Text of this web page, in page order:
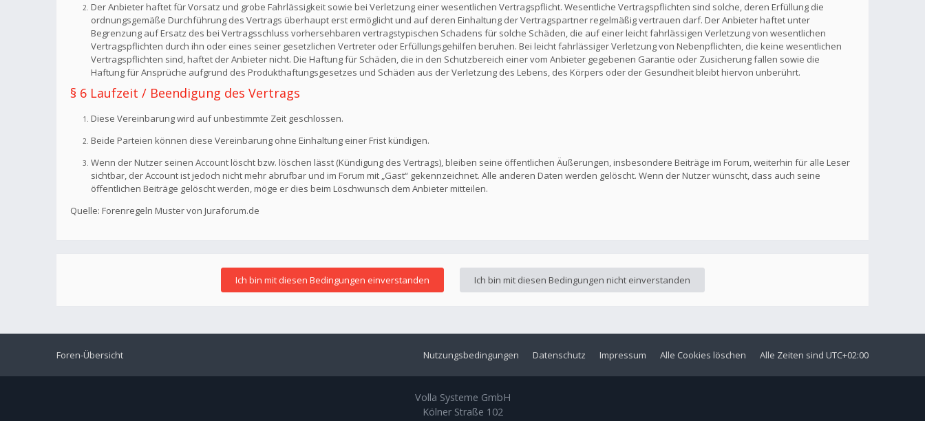
Der Anbieter haftet für Vorsatz und grobe Fahrlässigkeit sowie bei Verletzung einer wesentlichen Vertragspflicht. Wesentliche Vertragspflichten sind solche, deren Erfüllung die
ordnungsgemäße Durchführung des Vertrags überhaupt erst ermöglicht und auf deren Einhaltung der Vertragspartner regelmäßig vertrauen darf. Der Anbieter haftet unter
Begrenzung auf Ersatz des bei Vertragsschluss vorhersehbaren vertragstypischen Schadens für solche Schäden, die auf einer leicht fahrlässigen Verletzung von wesentlichen
Vertragspflichten durch ihn oder eines seiner gesetzlichen Vertreter oder Erfüllungsgehilfen beruhen. Bei leicht fahrlässiger Verletzung von Nebenpflichten, die keine wesentlichen
Vertragspflichten sind, haftet der Anbieter nicht. Die Haftung für Schäden, die in den Schutzbereich einer vom Anbieter gegebenen Garantie oder Zusicherung fallen sowie die
Haftung für Ansprüche aufgrund des Produkthaftungsgesetzes und Schäden aus der Verletzung des Lebens, des Körpers oder der Gesundheit bleibt hiervon unberührt.
§ 6 Laufzeit / Beendigung des Vertrags
Diese Vereinbarung wird auf unbestimmte Zeit geschlossen.
Beide Parteien können diese Vereinbarung ohne Einhaltung einer Frist kündigen.
Wenn der Nutzer seinen Account löscht bzw. löschen lässt (Kündigung des Vertrags), bleiben seine öffentlichen Äußerungen, insbesondere Beiträge im Forum, weiterhin für alle Leser
sichtbar, der Account ist jedoch nicht mehr abrufbar und im Forum mit „Gast“ gekennzeichnet. Alle anderen Daten werden gelöscht. Wenn der Nutzer wünscht, dass auch seine
öffentlichen Beiträge gelöscht werden, möge er dies beim Löschwunsch dem Anbieter mitteilen.
Quelle: Forenregeln Muster von Juraforum.de
Foren-Übersicht Alle Zeiten sind UTC+02:00
Alle Cookies löschen
Impressum
Datenschutz
Nutzungsbedingungen
Volla Systeme GmbH
Kölner Straße 102